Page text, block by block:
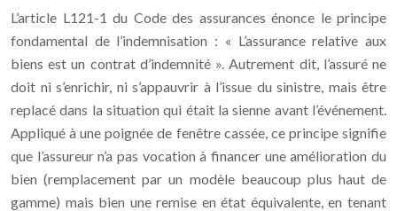
L’article L121-1 du Code des assurances énonce le principe
fondamental de l’indemnisation : « L’assurance relative aux
biens est un contrat d’indemnité ». Autrement dit, l’assuré ne
doit ni s’enrichir, ni s’appauvrir à l’issue du sinistre, mais être
replacé dans la situation qui était la sienne avant l’événement.
Appliqué à une poignée de fenêtre cassée, ce principe signifie
que l’assureur n’a pas vocation à financer une amélioration du
bien (remplacement par un modèle beaucoup plus haut de
gamme) mais bien une remise en état équivalente, en tenant